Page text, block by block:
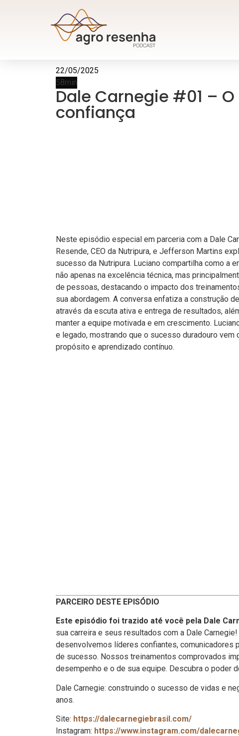
22/05/2025
58min
Dale Carnegie #01 –
confiança
Neste episódio especial em parceria com a Dale
Resende, CEO da Nutripura, e Jefferson Martins
sucesso da Nutripura. Luciano compartilha como a
não apenas na excelência técnica, mas
de pessoas, destacando o impacto dos
sua abordagem. A conversa enfatiza a construção
através da escuta ativa e entrega de resultados,
manter a equipe motivada e em crescimento.
e legado, mostrando que o sucesso duradouro
propósito e aprendizado contínuo.
PARCEIRO DESTE EPISÓDIO
Este episódio foi trazido até você pela Dale
sua carreira e seus resultados com a Dale
desenvolvemos líderes confiantes, comunicadores
de sucesso. Nossos treinamentos comprovados
desempenho e o de sua equipe. Descubra o poder
Dale Carnegie: construindo o sucesso de vidas e
anos.
Site: https://dalecarnegiebrasil.com/
Instagram: https://www.instagram.com/